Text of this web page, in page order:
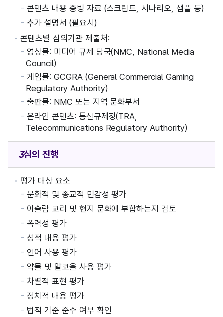
콘텐츠 내용 증빙 자료 (스크립트, 시나리오, 샘플 등)
추가 설명서 (필요시)
콘텐츠별 심의기관 제출처:
영상물: 미디어 규제 당국(NMC, National Media
Council)
게임물: GCGRA (General Commercial Gaming
Regulatory Authority)
출판물: NMC 또는 지역 문화부서
온라인 콘텐츠: 통신규제청(TRA,
Telecommunications Regulatory Authority)
심의 진행
평가 대상 요소
문화적 및 종교적 민감성 평가
이슬람 교리 및 현지 문화에 부합하는지 검토
폭력성 평가
성적 내용 평가
언어 사용 평가
약물 및 알코올 사용 평가
차별적 표현 평가
정치적 내용 평가
법적 기준 준수 여부 확인